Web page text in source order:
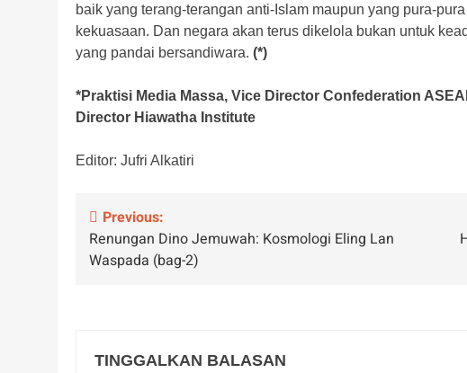
baik yang terang-terangan anti-Islam maupun yang pura-
kekuasaan. Dan negara akan terus dikelola bukan untuk
yang pandai bersandiwara. (*)
*Praktisi Media Massa, Vice Director Confederation
Director Hiawatha Institute
Editor: Jufri Alkatiri
Navigasi
pos
Previous:
Renungan Dino Jemuwah: Kosmologi Eling Lan
Waspada (bag-2)
TINGGALKAN BALASAN